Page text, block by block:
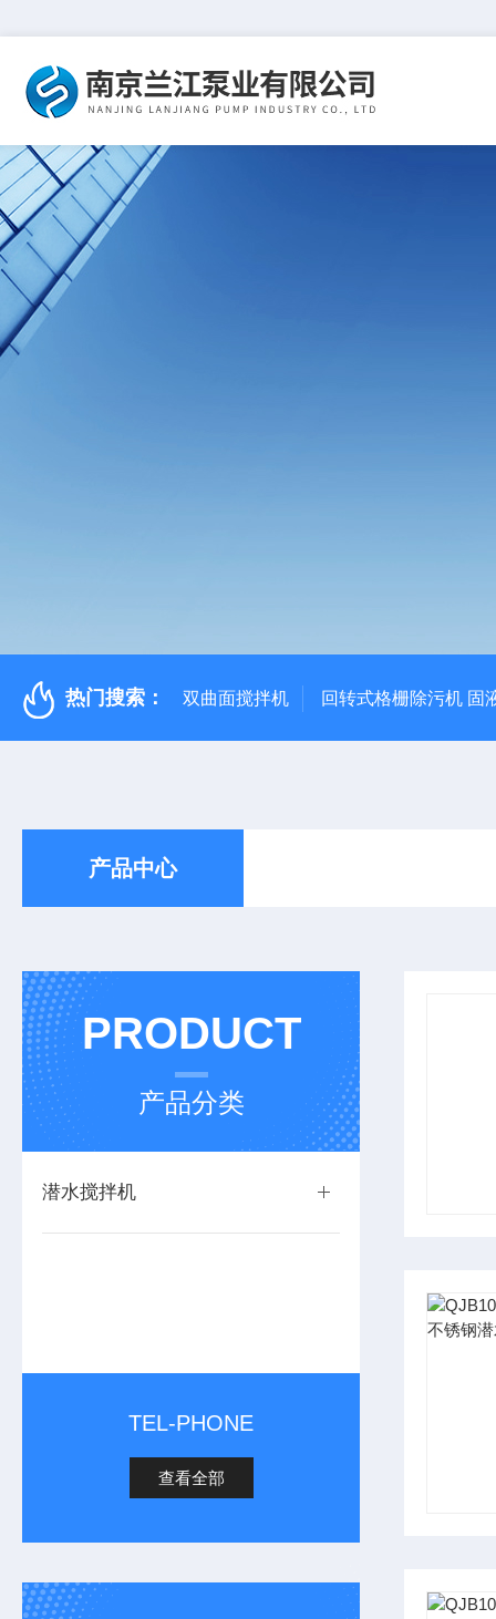
热门搜索： 双曲面搅拌机 回转式格栅除污机 固
产品中心
PRODUCT
产品分类
潜水搅拌机
TEL-PHONE
查看全部